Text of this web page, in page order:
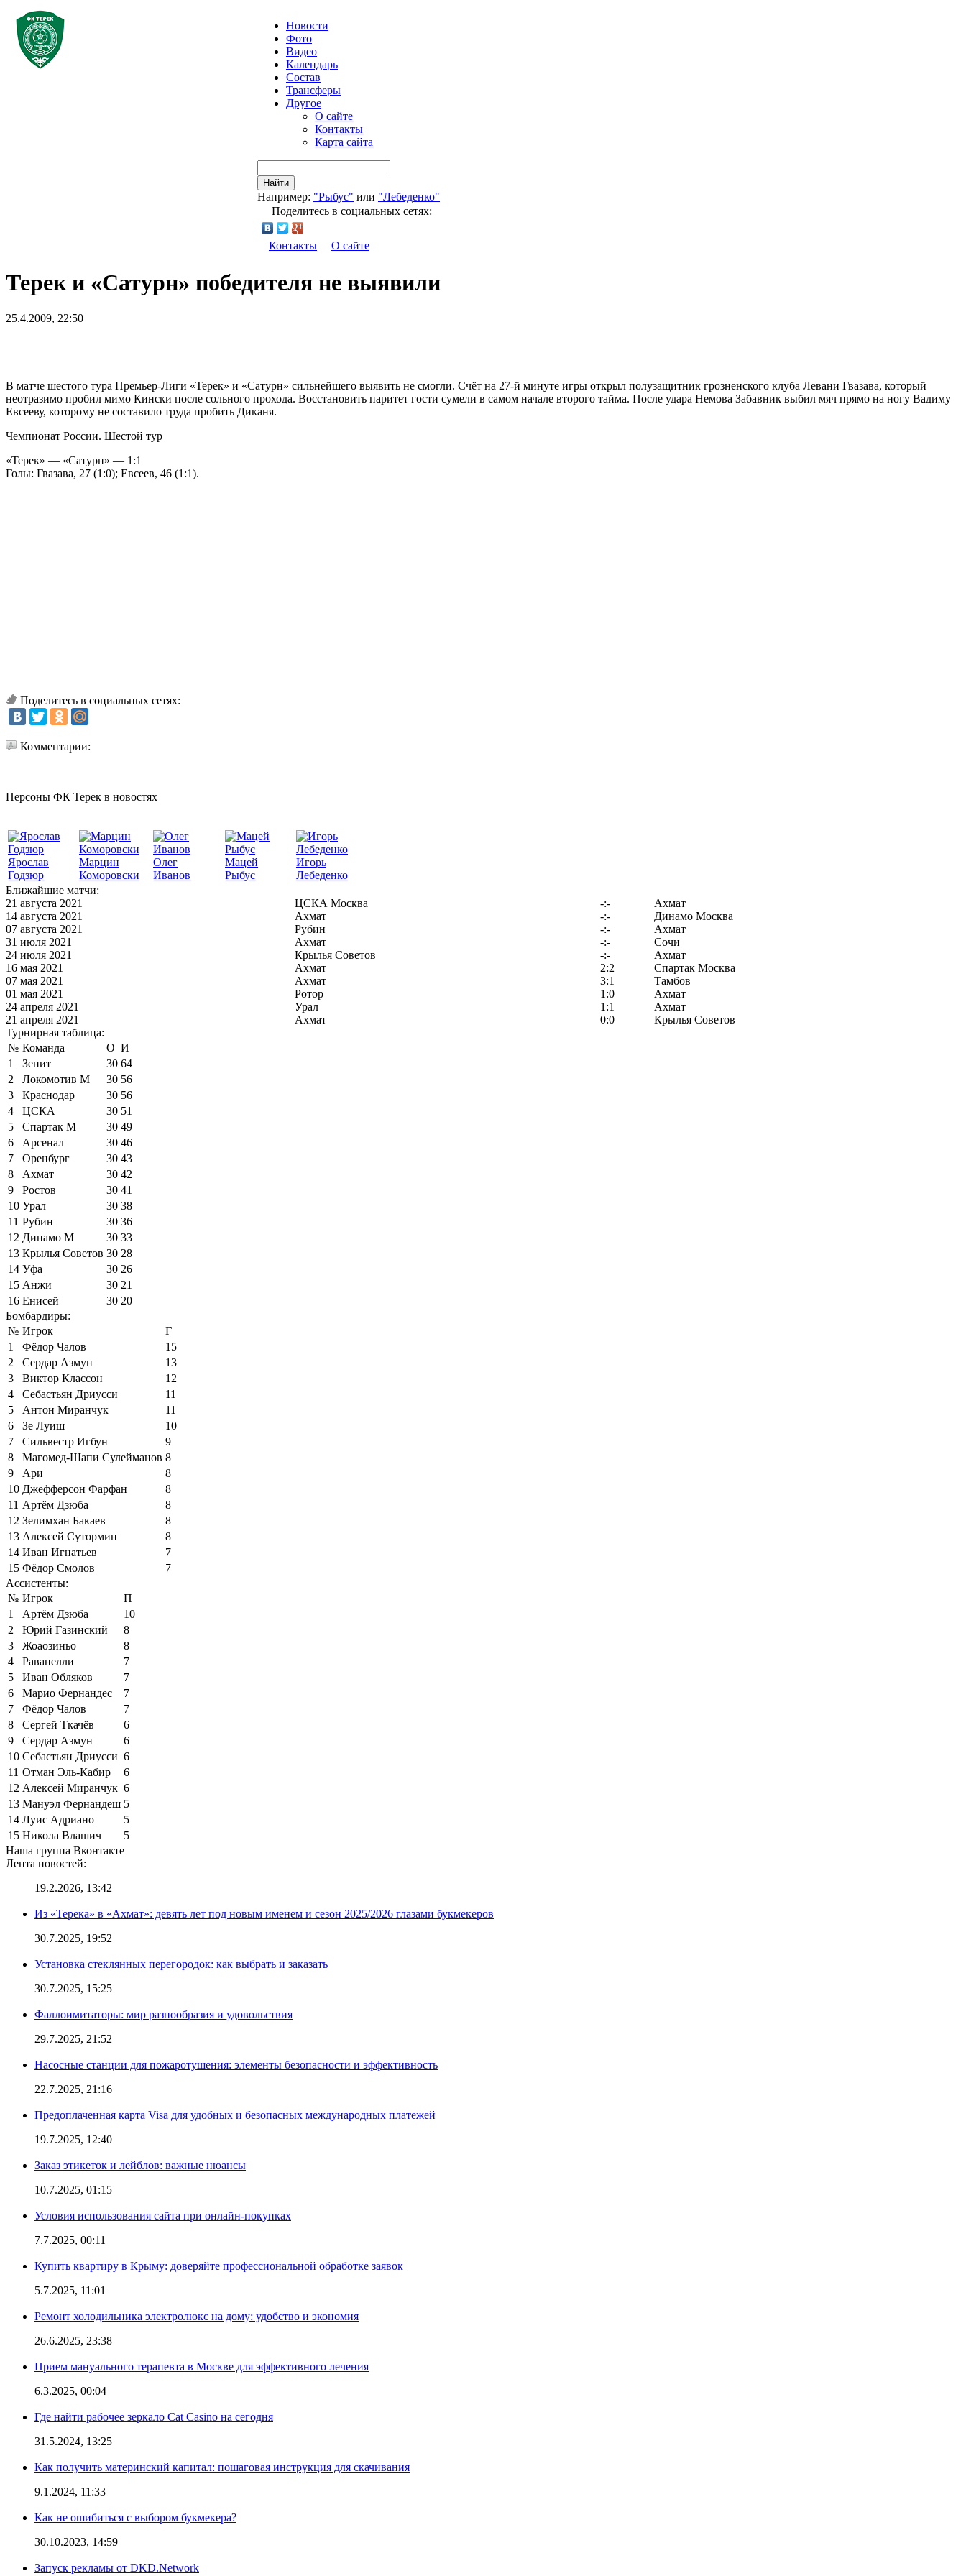
Новости
Фото
Видео
Календарь
Состав
Трансферы
Другое
О сайте
Контакты
Карта сайта
Найти
Например: "Рыбус" или "Лебеденко"
Поделитесь в социальных сетях:
Контакты О сайте
Терек и «Сатурн» победителя не выявили
25.4.2009, 22:50
В матче шестого тура Премьер-Лиги «Терек» и «Сатурн» сильнейшего выявить не смогли. Счёт на 27-й минуте игры открыл полузащитник грозненского клуба Левани Гвазава, который
неотразимо пробил мимо Кински после сольного прохода. Восстановить паритет гости сумели в самом начале второго тайма. После удара Немова Забавник выбил мяч прямо на ногу Вадиму
Евсееву, которому не составило труда пробить Диканя.
Чемпионат России. Шестой тур
«Терек» — «Сатурн» — 1:1
Голы: Гвазава, 27 (1:0); Евсеев, 46 (1:1).
Поделитесь в социальных сетях:
Комментарии:
Персоны ФК Терек в новостях
Ярослав
Годзюр
Марцин
Коморовски
Олег
Иванов
Мацей
Рыбус
Игорь
Лебеденко
Ближайшие матчи:
21 августа 2021
ЦСКА Москва -:-
Ахмат
14 августа 2021
Ахмат -:-
Динамо Москва
07 августа 2021
Рубин -:-
Ахмат
31 июля 2021
Ахмат -:-
Сочи
24 июля 2021
Крылья Советов -:-
Ахмат
16 мая 2021
Ахмат 2:2
Спартак Москва
07 мая 2021
Ахмат 3:1
Тамбов
01 мая 2021
Ротор 1:0
Ахмат
24 апреля 2021
Урал 1:1
Ахмат
21 апреля 2021
Ахмат 0:0
Крылья Советов
Турнирная таблица:
№ Команда О И
1
Зенит 30 64
2
Локомотив М 30 56
3
Краснодар 30 56
4
ЦСКА 30 51
5
Спартак М 30 49
6
Арсенал 30 46
7
Оренбург 30 43
8
Ахмат 30 42
9
Ростов 30 41
10 Урал 30 38
11 Рубин 30 36
12 Динамо М 30 33
13 Крылья Советов 30 28
14 Уфа 30 26
15 Анжи 30 21
16 Енисей 30 20
Бомбардиры:
№ Игрок
Г
1
Фёдор Чалов
15
2
Сердар Азмун
13
3
Виктор Классон
12
4
Себастьян Дриусси
11
5
Антон Миранчук
11
6
Зе Луиш
10
7
Сильвестр Игбун
9
8
Магомед-Шапи Сулейманов 8
9
Ари
8
10 Джефферсон Фарфан
8
11 Артём Дзюба
8
12 Зелимхан Бакаев
8
13 Алексей Сутормин
8
14 Иван Игнатьев
7
15 Фёдор Смолов
7
Ассистенты:
№ Игрок
П
1
Артём Дзюба
10
2
Юрий Газинский
8
3
Жоаозиньо
8
4
Раванелли
7
5
Иван Обляков
7
6
Марио Фернандес
7
7
Фёдор Чалов
7
8
Сергей Ткачёв
6
9
Сердар Азмун
6
10 Себастьян Дриусси 6
11 Отман Эль-Кабир
6
12 Алексей Миранчук 6
13 Мануэл Фернандеш 5
14 Луис Адриано
5
15 Никола Влашич
5
Наша группа Вконтакте
Лента новостей:
19.2.2026, 13:42
Из «Терека» в «Ахмат»: девять лет под новым именем и сезон 2025/2026 глазами букмекеров
30.7.2025, 19:52
Установка стеклянных перегородок: как выбрать и заказать
30.7.2025, 15:25
Фаллоимитаторы: мир разнообразия и удовольствия
29.7.2025, 21:52
Насосные станции для пожаротушения: элементы безопасности и эффективность
22.7.2025, 21:16
Предоплаченная карта Visa для удобных и безопасных международных платежей
19.7.2025, 12:40
Заказ этикеток и лейблов: важные нюансы
10.7.2025, 01:15
Условия использования сайта при онлайн-покупках
7.7.2025, 00:11
Купить квартиру в Крыму: доверяйте профессиональной обработке заявок
5.7.2025, 11:01
Ремонт холодильника электролюкс на дому: удобство и экономия
26.6.2025, 23:38
Прием мануального терапевта в Москве для эффективного лечения
6.3.2025, 00:04
Где найти рабочее зеркало Cat Casino на сегодня
31.5.2024, 13:25
Как получить материнский капитал: пошаговая инструкция для скачивания
9.1.2024, 11:33
Как не ошибиться с выбором букмекера?
30.10.2023, 14:59
Запуск рекламы от DKD.Network